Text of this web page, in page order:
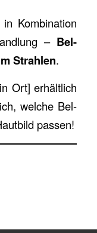
Kombination
– Bel-
Strahlen.
Ort] erhältlich
welche Bel-
passen!